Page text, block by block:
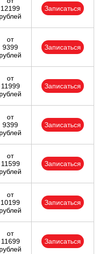
12199
рублей
Записаться
от
9399
рублей
Записаться
от
11999
рублей
Записаться
от
9399
рублей
Записаться
от
11599
рублей
Записаться
от
10199
рублей
Записаться
от
11699
рублей
Записаться